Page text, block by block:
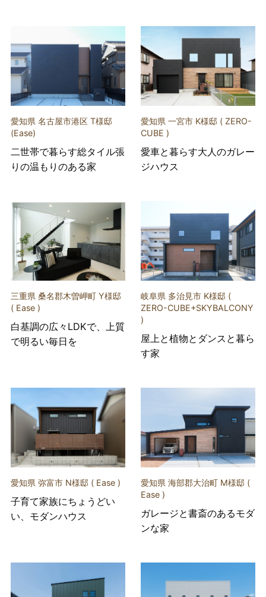
愛知県 名古屋市港区 T様邸
(Ease)
二世帯で暮らす総タイル張
りの温もりのある家
愛知県 一宮市 K様邸 ( ZERO-
CUBE )
愛車と暮らす大人のガレー
ジハウス
三重県 桑名郡木曽岬町 Y様邸
( Ease )
白基調の広々LDKで、上質
で明るい毎日を
岐阜県 多治見市 K様邸 (
ZERO-CUBE+SKYBALCONY
)
屋上と植物とダンスと暮ら
す家
愛知県 弥富市 N様邸 ( Ease )
子育て家族にちょうどい
い、モダンハウス
愛知県 海部郡大治町 M様邸 (
Ease )
ガレージと書斎のあるモダ
ンな家